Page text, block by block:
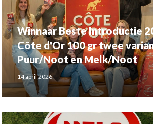
Winnaar Beste Introductie
Côte d'Or 100 gr twee
Puur/Noot en Melk/Noot
14 april 2026